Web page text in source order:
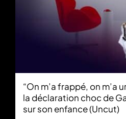
“On m’a frappé, on m’a
la déclaration choc de
sur son enfance (Uncut)